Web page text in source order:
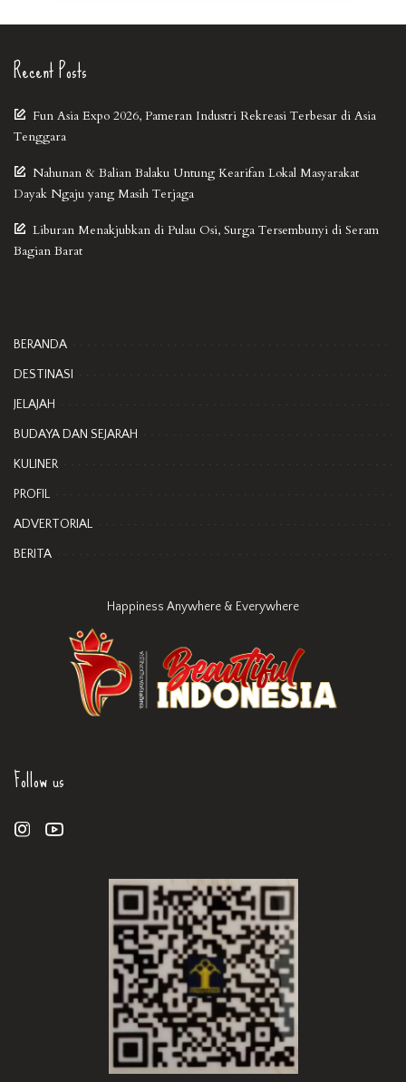
Recent Posts
Fun Asia Expo 2026, Pameran Industri Rekreasi Terbesar di Asia
Tenggara
Nahunan & Balian Balaku Untung Kearifan Lokal Masyarakat
Dayak Ngaju yang Masih Terjaga
Liburan Menakjubkan di Pulau Osi, Surga Tersembunyi di Seram
Bagian Barat
BERANDA
DESTINASI
JELAJAH
BUDAYA DAN SEJARAH
KULINER
PROFIL
ADVERTORIAL
BERITA
Happiness Anywhere & Everywhere
Follow us